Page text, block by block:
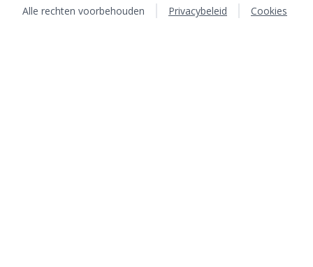
Alle rechten voorbehouden
Privacybeleid Cookies